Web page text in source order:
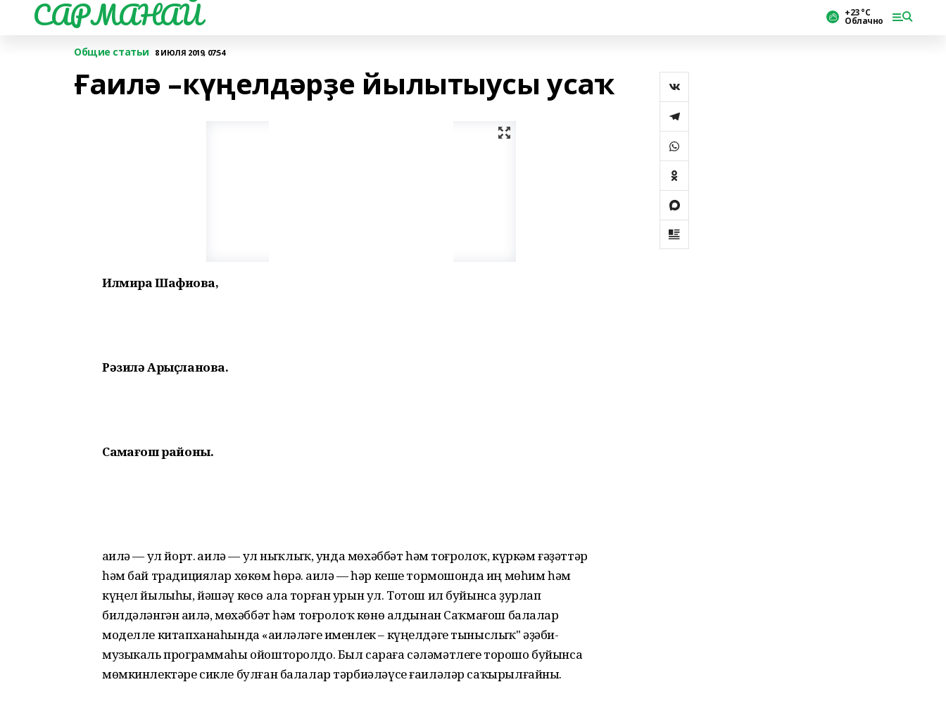
САРМАНАЙ +23 °С
Облачно
Общие статьи 8 ИЮЛЯ 2019, 07:54
Ғаилә –күңелдәрҙе йылытыусы усаҡ
Илмира Шафиҡова,
Рәзилә Арыҫланова.
Саҡмағош районы.
Ғаилә — ул йорт. Ғаилә — ул ныҡлыҡ, унда мөхәббәт һәм тоғролоҡ, күркәм ғәҙәттәр
һәм бай традициялар хөкөм һөрә. Ғаилә — һәр кеше тормошонда иң мөһим һәм
күңел йылыһы, йәшәү көсө ала торған урын ул. Тотош ил буйынса ҙурлап
билдәләнгән Ғаилә, мөхәббәт һәм тоғролоҡ көнө алдынан Саҡмағош балалар
моделле китапханаһында «Ғаиләләге именлек – күңелдәге тыныслыҡ" әҙәби-
музыкаль программаһы ойошторолдо. Был сараға сәләмәтлеге торошо буйынса
мөмкинлектәре сикле булған балалар тәрбиәләүсе ғаиләләр саҡырылғайны.